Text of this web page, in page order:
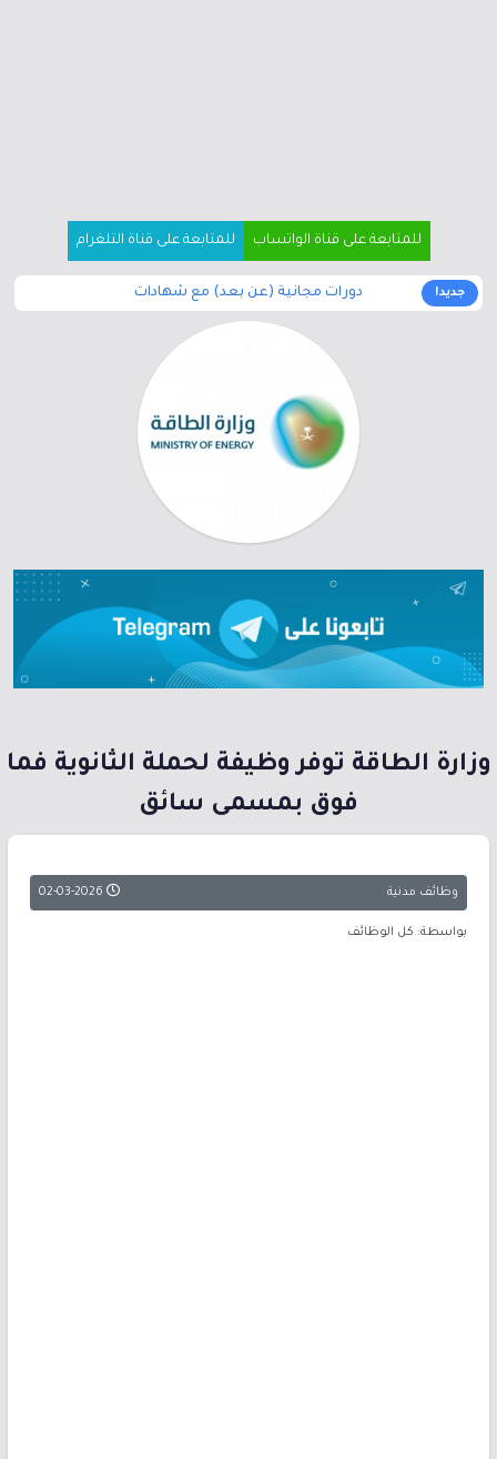
للمتابعة على قناة الواتساب للمتابعة على قناة التلغرام
جديد! دورات مجانية (عن بعد) مع شهادات
وزارة الطاقة توفر وظيفة لحملة الثانوية فما
فوق بمسمى سائق
وظائف مدنية 02-03-2026
بواسطة: كل الوظائف